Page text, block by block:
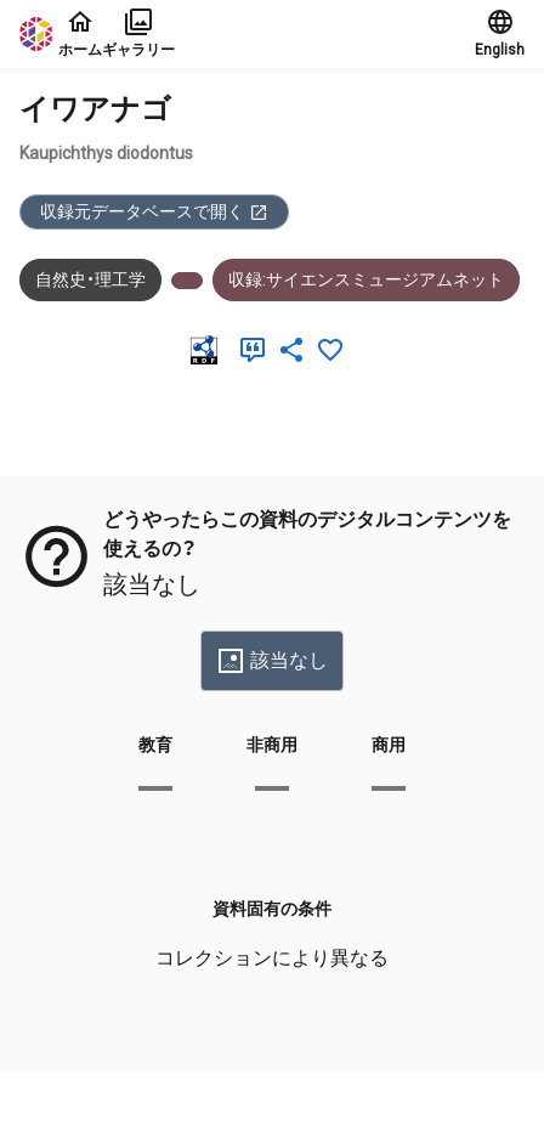
本文に飛ぶ
ホームギャラリー English
イワアナゴ
Kaupichthys diodontus
収録元データベースで開く
自然史・理工学 収録:サイエンスミュージアムネット
どうやったらこの資料のデジタルコンテンツを
使えるの？
該当なし
該当なし
教育 非商用 商用
資料固有の条件
コレクションにより異なる